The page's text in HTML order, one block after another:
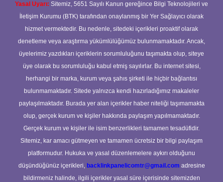
Yasal Uyarı: Sitemiz, 5651 Sayılı Kanun gereğince Bilgi Teknolojileri ve
İletişim Kurumu (BTK) tarafından onaylanmış bir Yer Sağlayıcı olarak
hizmet vermektedir. Bu nedenle, sitedeki içerikleri proaktif olarak
denetleme veya araştırma yükümlülüğümüz bulunmamaktadır. Ancak,
üyelerimiz yazdıkları içeriklerin sorumluluğunu taşımakta olup, siteye
üye olarak bu sorumluluğu kabul etmiş sayılırlar. Bu internet sitesi,
herhangi bir marka, kurum veya şahıs şirketi ile hiçbir bağlantısı
bulunmamaktadır. Sitede yalnızca kendi hazırladığımız makaleler
paylaşılmaktadır. Burada yer alan içerikler haber niteliği taşımamakta
olup, gerçek kurum ve kişiler hakkında paylaşım yapılmamaktadır.
Gerçek kurum ve kişiler ile isim benzerlikleri tamamen tesadüfidir.
Sitemiz, kar amacı gütmeyen ve tamamen ücretsiz bir bilgi paylaşım
platformudur. Hukuka ve yasal düzenlemelere aykırı olduğunu
düşündüğünüz içerikleri, backlinkpanelicomtr@gmail.com adresine
bildirmeniz halinde, ilgili içerikler yasal süre içerisinde sitemizden